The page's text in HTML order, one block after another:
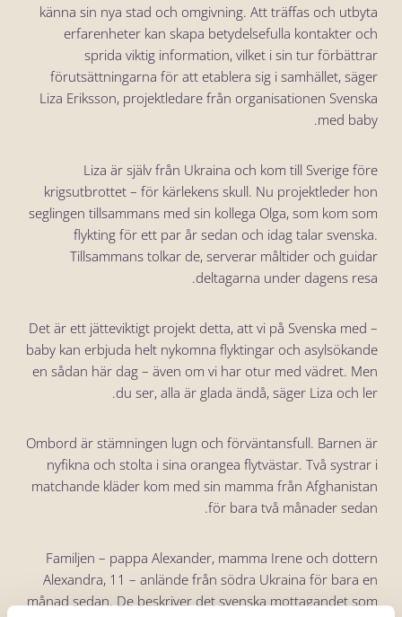
känna sin nya stad och omgivning. Att träffas och utbyta
erfarenheter kan skapa betydelsefulla kontakter och
sprida viktig information, vilket i sin tur förbättrar
förutsättningarna för att etablera sig i samhället, säger
Liza Eriksson, projektledare från organisationen Svenska
med baby.
Liza är själv från Ukraina och kom till Sverige före
krigsutbrottet – för kärlekens skull. Nu projektleder hon
seglingen tillsammans med sin kollega Olga, som kom som
flykting för ett par år sedan och idag talar svenska.
Tillsammans tolkar de, serverar måltider och guidar
deltagarna under dagens resa.
– Det är ett jätteviktigt projekt detta, att vi på Svenska med
baby kan erbjuda helt nykomna flyktingar och asylsökande
en sådan här dag – även om vi har otur med vädret. Men
du ser, alla är glada ändå, säger Liza och ler.
Ombord är stämningen lugn och förväntansfull. Barnen är
nyfikna och stolta i sina orangea flytvästar. Två systrar i
matchande kläder kom med sin mamma från Afghanistan
för bara två månader sedan.
Familjen – pappa Alexander, mamma Irene och dottern
Alexandra, 11 – anlände från södra Ukraina för bara en
månad sedan. De beskriver det svenska mottagandet som